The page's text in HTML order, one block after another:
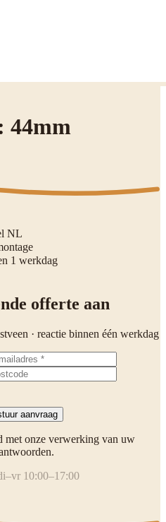
44mm
NL
1 werkdag
offerte aan
· reactie binnen één werkdag
aanvraag
met onze verwerking van uw
10:00–17:00